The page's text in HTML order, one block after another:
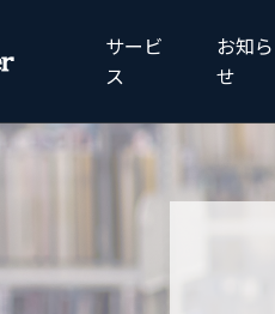
サービ
ス
お知ら
せ